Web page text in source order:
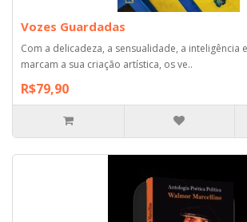
Vozes Guardadas
Com a delicadeza, a sensualidade, a inteligência
marcam a sua criação artística, os ve..
R$79,90